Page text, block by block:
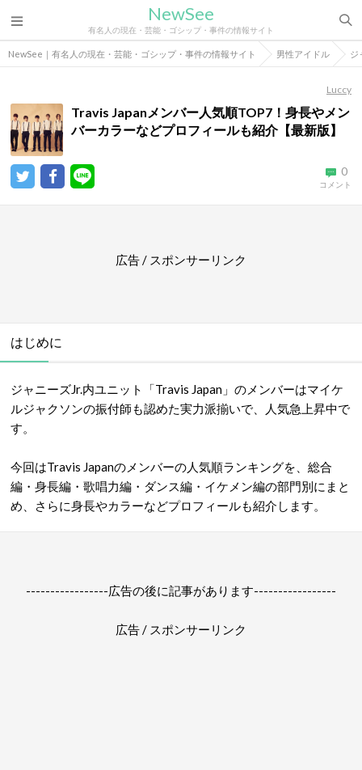
NewSee
有名人の現在・芸能・ゴシップ・事件の情報サイト
NewSee｜有名人の現在・芸能・ゴシップ・事件の情報サイト 男性アイドル ジ
Luccy
Travis Japanメンバー人気順TOP7！身長やメン
バーカラーなどプロフィールも紹介【最新版】
0
コメント
広告 / スポンサーリンク
はじめに
ジャニーズJr.内ユニット「Travis Japan」のメンバーはマイケ
ルジャクソンの振付師も認めた実力派揃いで、人気急上昇中で
す。
今回はTravis Japanのメンバーの人気順ランキングを、総合
編・身長編・歌唱力編・ダンス編・イケメン編の部門別にまと
め、さらに身長やカラーなどプロフィールも紹介します。
-----------------広告の後に記事があります-----------------
広告 / スポンサーリンク